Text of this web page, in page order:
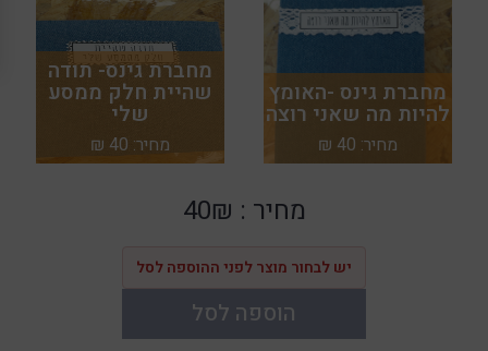
מחברת גינס -האומץ
להיות מה שאני רוצה
מחיר: 40 ₪
מחברת גינס- תודה
שהיית חלק ממסע
שלי
מחיר: 40 ₪
מחיר : 40₪
יש לבחור מוצר לפני ההוספה לסל
הוספה לסל